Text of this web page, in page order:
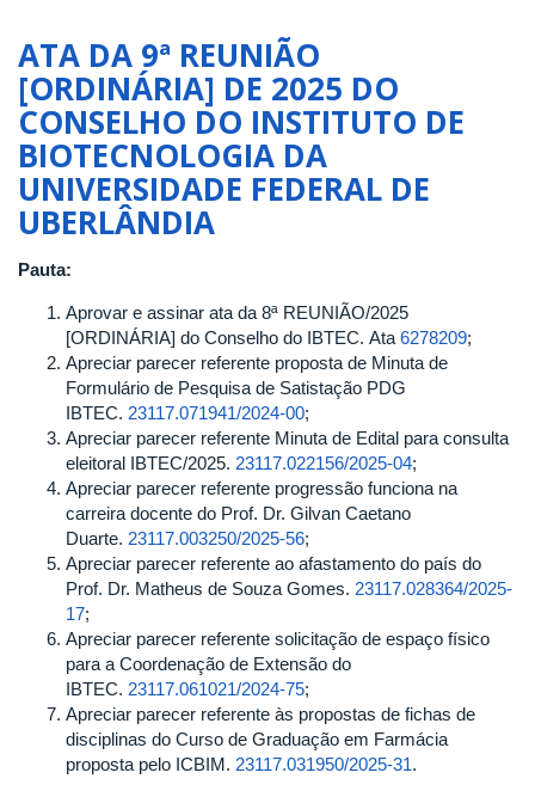
2ª
REUNIÃO
[ORDINÁRIA]
DE
2026
DO
CONSELHO
DO
BIOTECNOLOGIA
DA
UNIVERSIDADE
FEDERAL
DE
UBERLÂNDIA
ATA DA 9ª REUNIÃO
[ORDINÁRIA] DE 2025 DO
CONSELHO DO INSTITUTO DE
BIOTECNOLOGIA DA
UNIVERSIDADE FEDERAL DE
UBERLÂNDIA
Pauta:
Aprovar e assinar ata da 8ª REUNIÃO/2025
[ORDINÁRIA] do Conselho do IBTEC. Ata 6278209;
Apreciar parecer referente proposta de Minuta de
Formulário de Pesquisa de Satistação PDG
IBTEC. 23117.071941/2024-00;
Apreciar parecer referente Minuta de Edital para consulta
eleitoral IBTEC/2025. 23117.022156/2025-04;
Apreciar parecer referente progressão funciona na
carreira docente do Prof. Dr. Gilvan Caetano
Duarte. 23117.003250/2025-56;
Apreciar parecer referente ao afastamento do país do
Prof. Dr. Matheus de Souza Gomes. 23117.028364/2025-
17;
Apreciar parecer referente solicitação de espaço físico
para a Coordenação de Extensão do
IBTEC. 23117.061021/2024-75;
Apreciar parecer referente às propostas de fichas de
disciplinas do Curso de Graduação em Farmácia
proposta pelo ICBIM. 23117.031950/2025-31.